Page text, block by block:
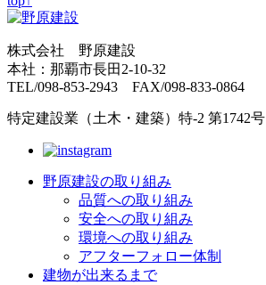
株式会社 野原建設
本社：那覇市長田2-10-32
TEL/098-853-2943 FAX/098-833-0864
特定建設業（土木・建築）特-2 第1742号
野原建設の取り組み
品質への取り組み
安全への取り組み
環境への取り組み
アフターフォロー体制
建物が出来るまで